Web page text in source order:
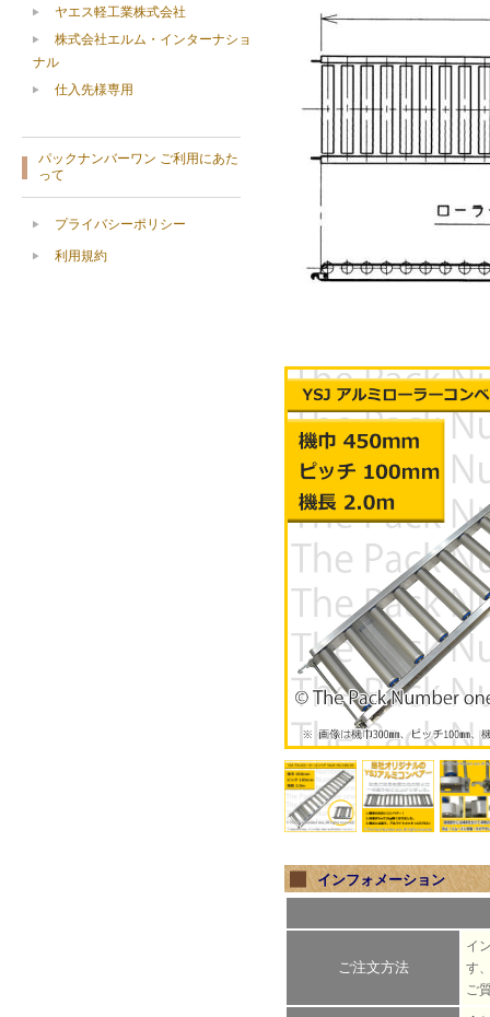
インフォメーション
ご注文方法
イ
す
ご
ヤエス軽工業株式会社
株式会社エルム・インターナショ
ナル
仕入先様専用
パックナンバーワン ご利用にあた
って
プライバシーポリシー
利用規約